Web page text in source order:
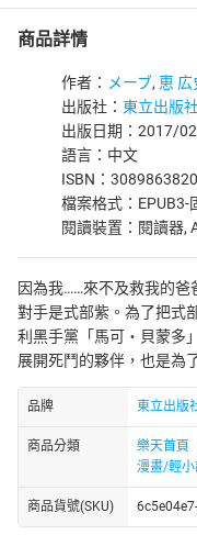
商品詳情
作者： メーブ, 恵 広
出版社： 東立出版
出版日期：2017/
語言：中文
ISBN：
檔案格式：EPUB3-
閱讀裝置：閱讀器,
因為我……來不及救我的爸
對手是式部紫。為了把式
利黑手黨「馬可‧貝蒙多
展開死鬥的夥伴，也是為
品牌 東立出版
商品分類 樂天首頁
漫畫/輕
商品貨號(SKU)